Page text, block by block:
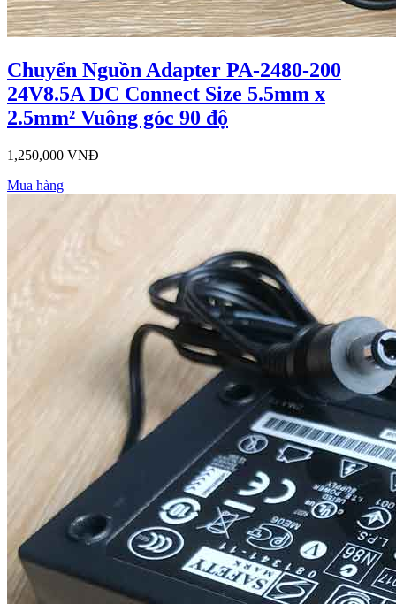
Chuyển Nguồn Adapter PA-2480-200
24V8.5A DC Connect Size 5.5mm x
2.5mm² Vuông góc 90 độ
1,250,000 VNĐ
Mua hàng